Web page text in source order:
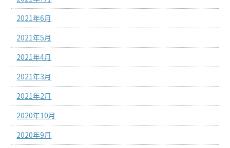
2021年6月
2021年5月
2021年4月
2021年3月
2021年2月
2020年10月
2020年9月